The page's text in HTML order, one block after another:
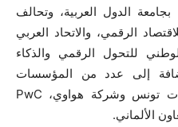
بجامعة الدول العربية، وتحالف
الرقمي، والاتحاد العربي
للتحول الرقمي والذكاء
إلى عدد من المؤسسات
تونس وشركة هواوي، PwC
الألماني.